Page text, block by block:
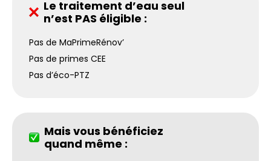
Le traitement d’eau seul
n’est PAS éligible :
Pas de MaPrimeRénov’
Pas de primes CEE
Pas d’éco-PTZ
Mais vous bénéficiez
quand même :